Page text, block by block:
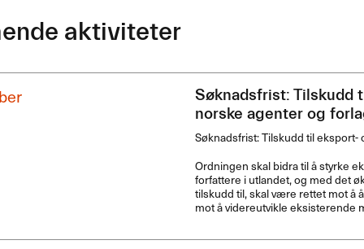
aktiviteter
Søknadsfrist: Tilskudd
norske agenter og
Søknadsfrist: Tilskudd til
Ordningen skal bidra til å styrke
forfattere i utlandet, og med det
tilskudd til, skal være rettet mot å
mot å videreutvikle eksisterende